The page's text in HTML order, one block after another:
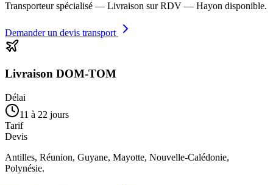
Transporteur spécialisé — Livraison sur RDV — Hayon disponible.
Demander un devis transport
Livraison DOM-TOM
Délai
11 à 22 jours
Tarif
Devis
Antilles, Réunion, Guyane, Mayotte, Nouvelle-Calédonie,
Polynésie.